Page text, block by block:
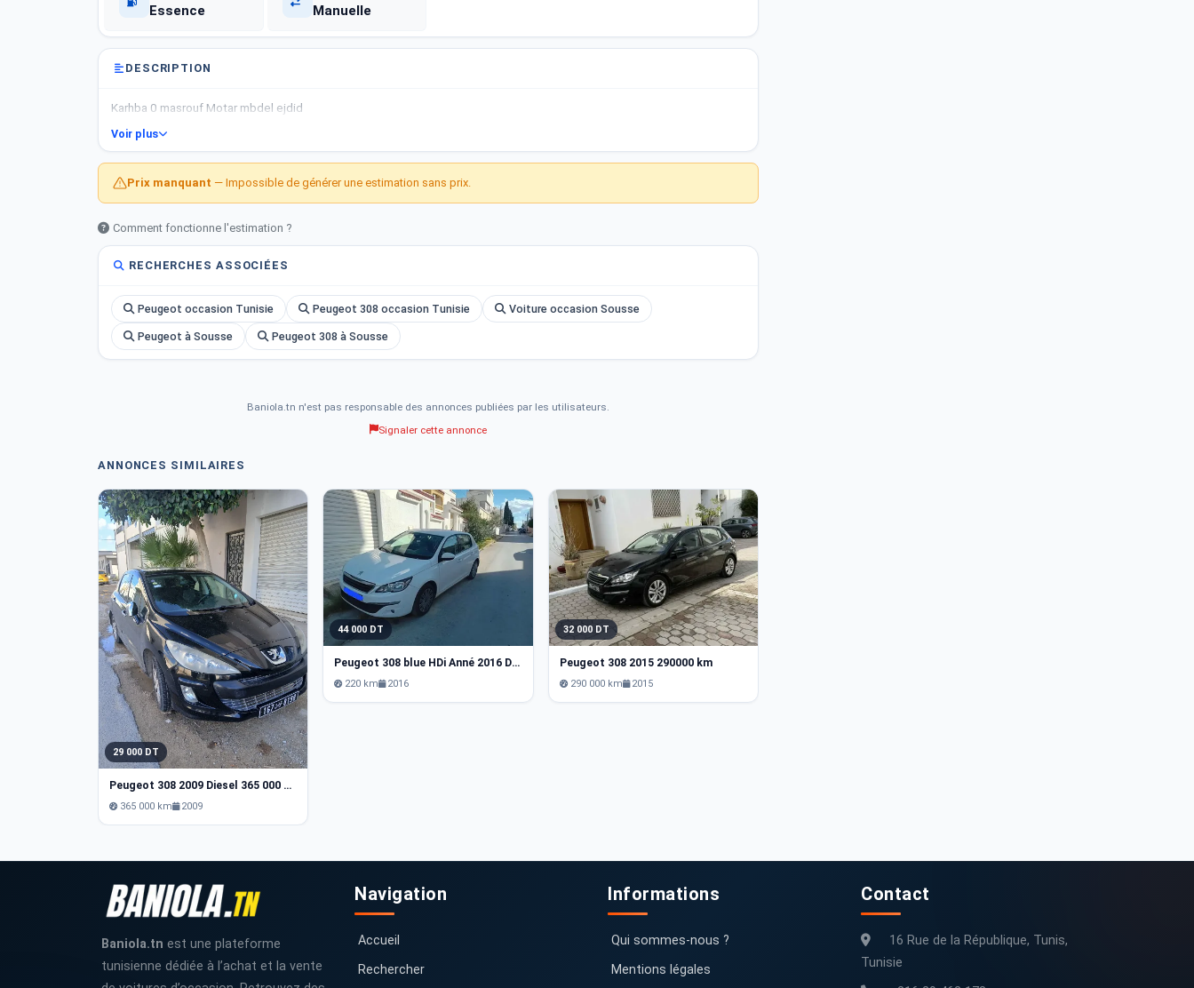
Essence Manuelle
DESCRIPTION
Karhba 0 masrouf Motar mbdel ejdid
Voir plus
Prix manquant — Impossible de générer une estimation sans prix.
Comment fonctionne l'estimation ?
RECHERCHES ASSOCIÉES
Peugeot occasion Tunisie Peugeot 308 occasion Tunisie Voiture occasion Sousse
Peugeot à Sousse Peugeot 308 à Sousse
Baniola.tn n'est pas responsable des annonces publiées par les utilisateurs.
Signaler cette annonce
ANNONCES SIMILAIRES
29 000 DT
Peugeot 308 2009 Diesel 365 000 km Tunis
365 000 km 2009
44 000 DT
Peugeot 308 blue HDi Anné 2016 Diesel.importe m&amp;#039;en franca
220 km 2016
32 000 DT
Peugeot 308 2015 290000 km
290 000 km 2015
Baniola.tn est une plateforme
tunisienne dédiée à l’achat et la vente
Navigation
Accueil
Rechercher
Informations
Qui sommes-nous ?
Mentions légales
Contact
16 Rue de la République, Tunis,
Tunisie